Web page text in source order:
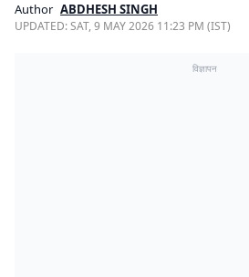
Author ABDHESH SINGH
UPDATED:SAT, 9 MAY 2026 11:23 PM (IST)
विज्ञापन